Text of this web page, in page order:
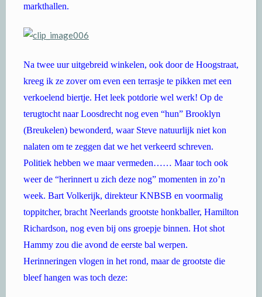
markthallen.
Na twee uur uitgebreid winkelen, ook door de Hoogstraat,
kreeg ik ze zover om even een terrasje te pikken met een
verkoelend biertje. Het leek potdorie wel werk! Op de
terugtocht naar Loosdrecht nog even “hun” Brooklyn
(Breukelen) bewonderd, waar Steve natuurlijk niet kon
nalaten om te zeggen dat we het verkeerd schreven.
Politiek hebben we maar vermeden…… Maar toch ook
weer de “herinnert u zich deze nog” momenten in zo’n
week. Bart Volkerijk, direkteur KNBSB en voormalig
toppitcher, bracht Neerlands grootste honkballer, Hamilton
Richardson, nog even bij ons groepje binnen. Hot shot
Hammy zou die avond de eerste bal werpen.
Herinneringen vlogen in het rond, maar de grootste die
bleef hangen was toch deze: